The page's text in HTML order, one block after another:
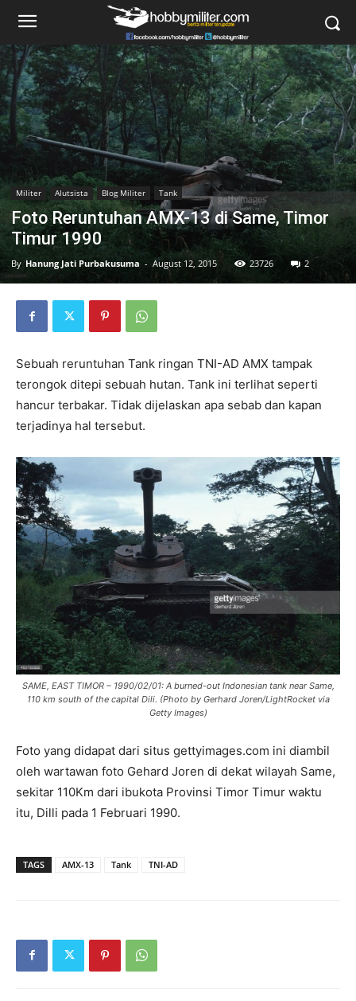
Militer Alutsista Blog Militer Tank
Foto Reruntuhan AMX-13 di Same, Timor
Timur 1990
By Hanung Jati Purbakusuma - August 12, 2015 23726 2
Sebuah reruntuhan Tank ringan TNI-AD AMX tampak
terongok ditepi sebuah hutan. Tank ini terlihat seperti
hancur terbakar. Tidak dijelaskan apa sebab dan kapan
terjadinya hal tersebut.
SAME, EAST TIMOR – 1990/02/01: A burned-out Indonesian tank near Same,
110 km south of the capital Dili. (Photo by Gerhard Joren/LightRocket via
Getty Images)
Foto yang didapat dari situs gettyimages.com ini diambil
oleh wartawan foto Gehard Joren di dekat wilayah Same,
sekitar 110Km dari ibukota Provinsi Timor Timur waktu
itu, Dilli pada 1 Februari 1990.
TAGS AMX-13 Tank TNI-AD